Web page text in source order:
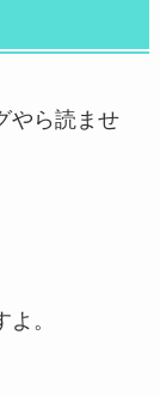
やら読ませ
。